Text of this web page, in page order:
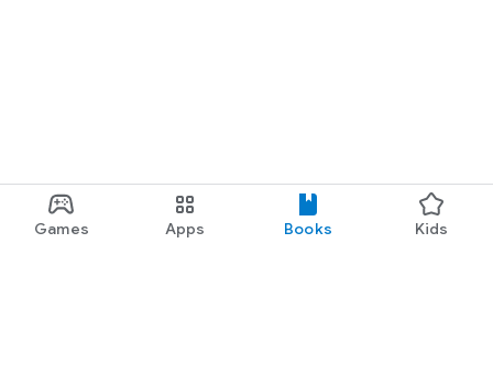
Games Apps Books Kids